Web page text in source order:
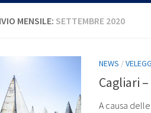
MENSILE: SETTEMBRE 2020
NEWS /
Cagliari
A causa